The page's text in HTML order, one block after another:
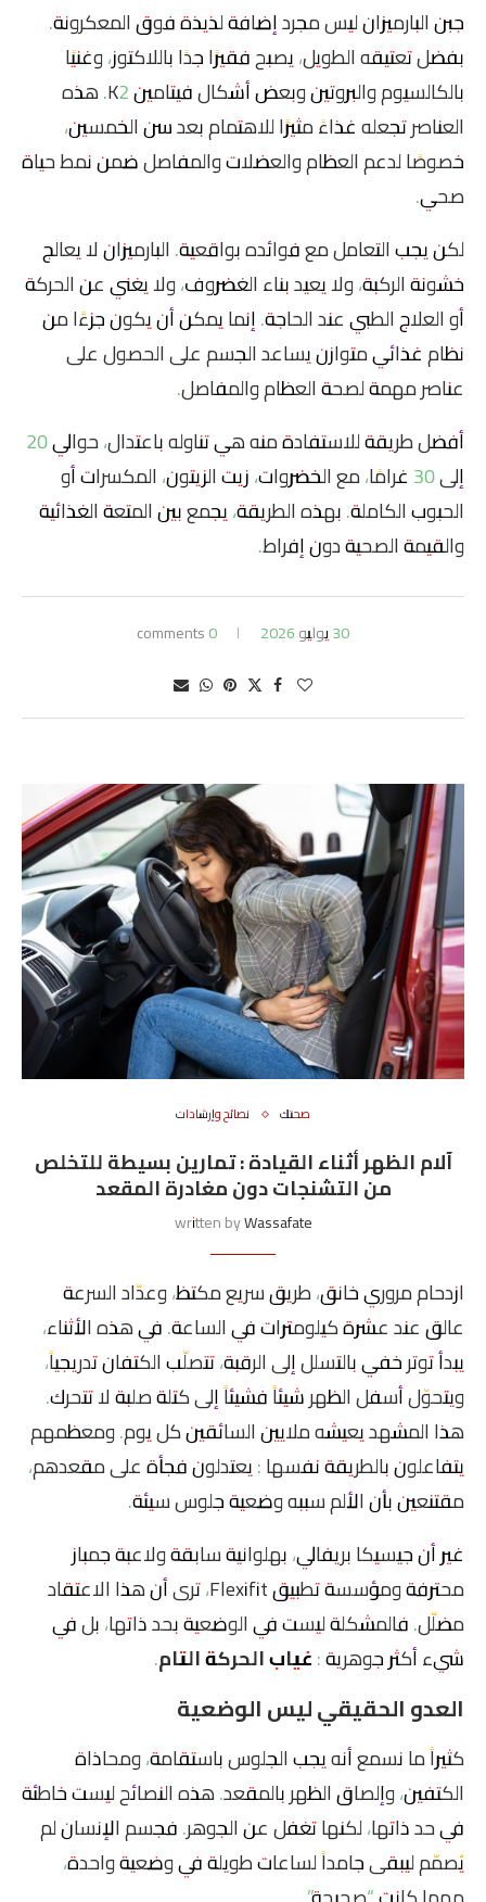
جبن البارميزان ليس مجرد إضافة لذيذة فوق المعكرونة.
بفضل تعتيقه الطويل، يصبح فقيرًا جدًا باللاكتوز، وغنيًا
بالكالسيوم والبروتين وبعض أشكال فيتامين K2. هذه
العناصر تجعله غذاءً مثيرًا للاهتمام بعد سن الخمسين،
خصوصًا لدعم العظام والعضلات والمفاصل ضمن نمط حياة
صحي.
لكن يجب التعامل مع فوائده بواقعية. البارميزان لا يعالج
خشونة الركبة، ولا يعيد بناء الغضروف، ولا يغني عن الحركة
أو العلاج الطبي عند الحاجة. إنما يمكن أن يكون جزءًا من
نظام غذائي متوازن يساعد الجسم على الحصول على
عناصر مهمة لصحة العظام والمفاصل.
أفضل طريقة للاستفادة منه هي تناوله باعتدال، حوالي 20
إلى 30 غرامًا، مع الخضروات، زيت الزيتون، المكسرات أو
الحبوب الكاملة. بهذه الطريقة، يجمع بين المتعة الغذائية
والقيمة الصحية دون إفراط.
30 يوليو 2026 0 comments
صحتك نصائح وإرشادات
آلام الظهر أثناء القيادة : تمارين بسيطة للتخلص
من التشنجات دون مغادرة المقعد
written byWassafate
ازدحام مروري خانق، طريق سريع مكتظ، وعدّاد السرعة
عالق عند عشرة كيلومترات في الساعة. في هذه الأثناء،
يبدأ توتر خفي بالتسلل إلى الرقبة، تتصلّب الكتفان تدريجياً،
ويتحوّل أسفل الظهر شيئاً فشيئاً إلى كتلة صلبة لا تتحرك.
هذا المشهد يعيشه ملايين السائقين كل يوم. ومعظمهم
يتفاعلون بالطريقة نفسها : يعتدلون فجأة على مقعدهم،
مقتنعين بأن الألم سببه وضعية جلوس سيئة.
غير أن جيسيكا بريفالي، بهلوانية سابقة ولاعبة جمباز
محترفة ومؤسسة تطبيق Flexifit، ترى أن هذا الاعتقاد
مضلّل. فالمشكلة ليست في الوضعية بحد ذاتها، بل في
شيء أكثر جوهرية :غياب الحركة التام.
العدو الحقيقي ليس الوضعية
كثيراً ما نسمع أنه يجب الجلوس باستقامة، ومحاذاة
الكتفين، وإلصاق الظهر بالمقعد. هذه النصائح ليست خاطئة
في حد ذاتها، لكنها تغفل عن الجوهر. فجسم الإنسان لم
يُصمّم ليبقى جامداً لساعات طويلة في وضعية واحدة،